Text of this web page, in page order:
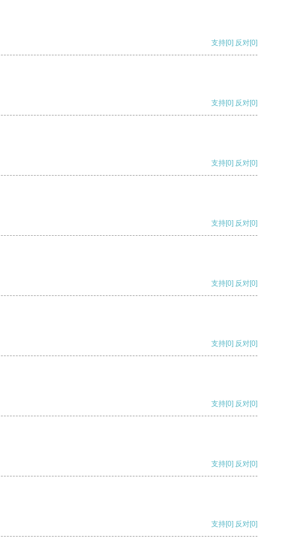
支持[0] 反对[0]
支持[0] 反对[0]
支持[0] 反对[0]
支持[0] 反对[0]
支持[0] 反对[0]
支持[0] 反对[0]
支持[0] 反对[0]
支持[0] 反对[0]
支持[0] 反对[0]